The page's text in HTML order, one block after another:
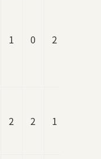
1 0 2
2 2 1